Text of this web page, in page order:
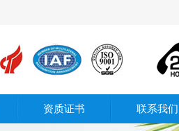
资质证书 联系我们